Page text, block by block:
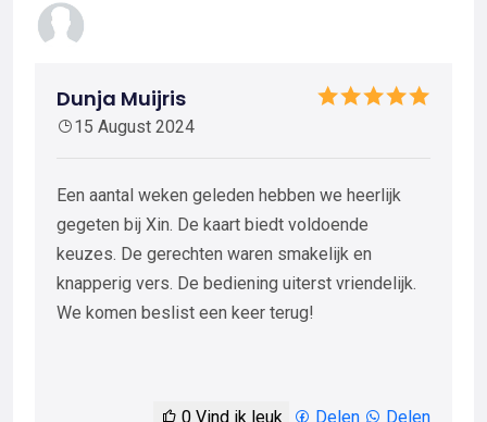
Dunja Muijris
15 August 2024
Een aantal weken geleden hebben we heerlijk
gegeten bij Xin. De kaart biedt voldoende
keuzes. De gerechten waren smakelijk en
knapperig vers. De bediening uiterst vriendelijk.
We komen beslist een keer terug!
0 Vind ik leuk Delen Delen